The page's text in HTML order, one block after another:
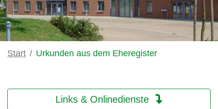
Start Urkunden aus dem Eheregister
Links & Onlinedienste